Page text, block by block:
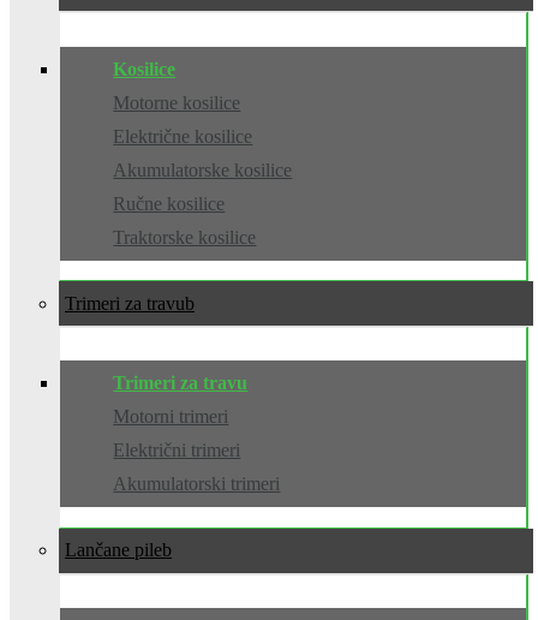
Kosilice
Motorne kosilice
Električne kosilice
Akumulatorske kosilice
Ručne kosilice
Traktorske kosilice
Trimeri za travu
Trimeri za travu
Motorni trimeri
Električni trimeri
Akumulatorski trimeri
Lančane pile